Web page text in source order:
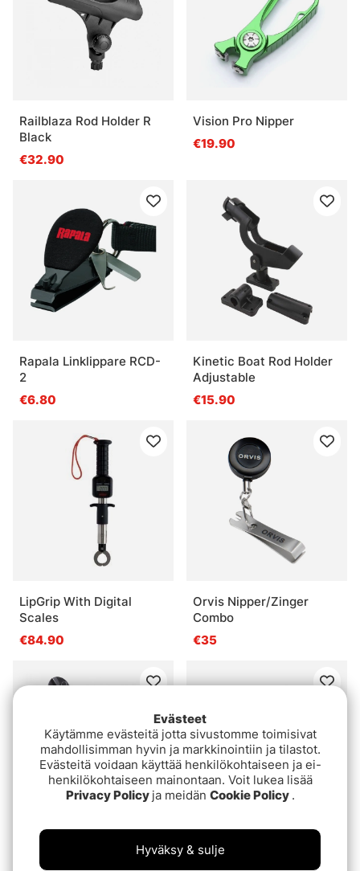
Railblaza Rod Holder R
Black
€32.90
Vision Pro Nipper
€19.90
Rapala Linklippare RCD-
2
€6.80
Kinetic Boat Rod Holder
Adjustable
€15.90
LipGrip With Digital
Scales
€84.90
Orvis Nipper/Zinger
Combo
€35
Darts Wire and Hook
VATN Premium Nipper
Evästeet
Käytämme evästeitä jotta sivustomme toimisivat
mahdollisimman hyvin ja markkinointiin ja tilastot.
Evästeitä voidaan käyttää henkilökohtaiseen ja ei-
henkilökohtaiseen mainontaan. Voit lukea lisää
Privacy Policy ja meidän Cookie Policy .
Hyväksy & sulje